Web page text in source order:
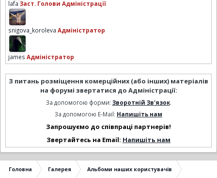
lafa Заст. Голови Адміністрації
snigova_koroleva Адміністратор
james Адміністратор
З питань розміщення комерційних (або інших) матеріалів
на форумі звертатися до Адміністрації:
За допомогою форми: Зворотній Зв'язок.
За допомогою E-Mail: Напишіть нам
Запрошуємо до співпраці партнерів!
Звертайтесь на Email: Напишіть нам
Головна Галерея Альбоми наших користувачів